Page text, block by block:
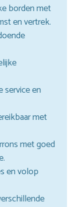
borden met
en vertrek.
service en
met
met goed
en volop